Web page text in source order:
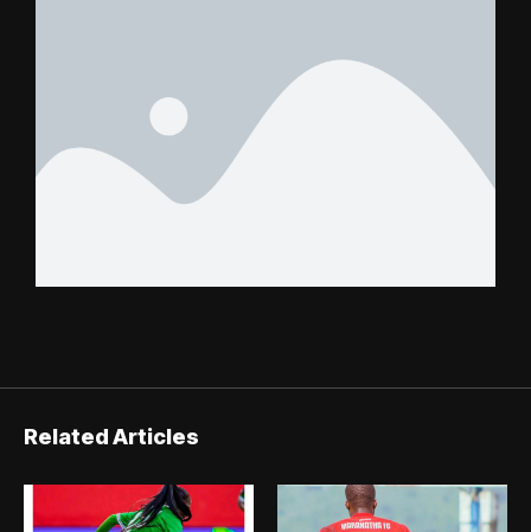
Related Articles